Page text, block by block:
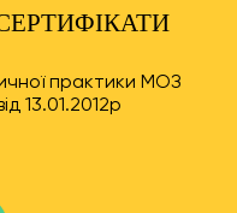
практики МОЗ
13.01.2012р